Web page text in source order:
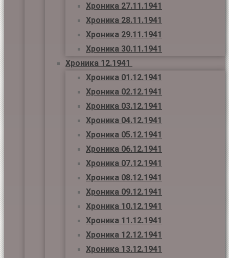
Хроника 27.11.1941
Хроника 28.11.1941
Хроника 29.11.1941
Хроника 30.11.1941
Хроника 12.1941
Хроника 01.12.1941
Хроника 02.12.1941
Хроника 03.12.1941
Хроника 04.12.1941
Хроника 05.12.1941
Хроника 06.12.1941
Хроника 07.12.1941
Хроника 08.12.1941
Хроника 09.12.1941
Хроника 10.12.1941
Хроника 11.12.1941
Хроника 12.12.1941
Хроника 13.12.1941